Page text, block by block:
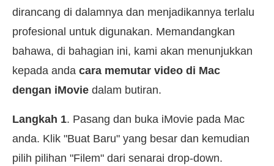
dirancang di dalamnya dan menjadikannya terlalu
profesional untuk digunakan. Memandangkan
bahawa, di bahagian ini, kami akan menunjukkan
kepada anda cara memutar video di Mac
dengan iMovie dalam butiran.
Langkah 1. Pasang dan buka iMovie pada Mac
anda. Klik "Buat Baru" yang besar dan kemudian
pilih pilihan "Filem" dari senarai drop-down.